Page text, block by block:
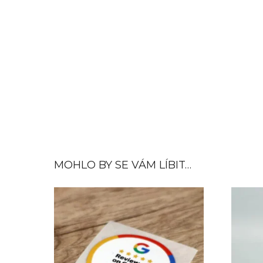
MOHLO BY SE VÁM LÍBIT…